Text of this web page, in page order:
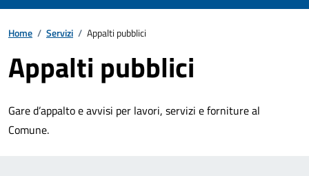
Home / Servizi / Appalti pubblici
Appalti pubblici
Gare d’appalto e avvisi per lavori, servizi e forniture al
Comune.